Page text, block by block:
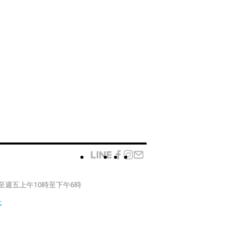
週五上午10時至下午6時